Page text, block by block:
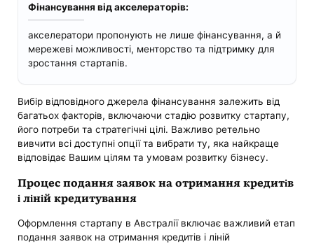
Фінансування від акселераторів:
акселератори пропонують не лише фінансування, а й
мережеві можливості, менторство та підтримку для
зростання стартапів.
Вибір відповідного джерела фінансування залежить від
багатьох факторів, включаючи стадію розвитку стартапу,
його потреби та стратегічні цілі. Важливо ретельно
вивчити всі доступні опції та вибрати ту, яка найкраще
відповідає Вашим цілям та умовам розвитку бізнесу.
Процес подання заявок на отримання кредитів
і ліній кредитування
Оформлення стартапу в Австралії включає важливий етап
подання заявок на отримання кредитів і ліній